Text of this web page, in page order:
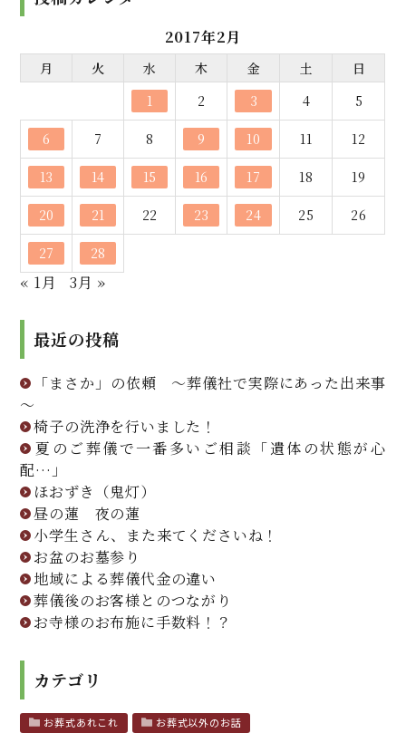
2017年2月
月 火 水 木 金 土
日
1
2 3 4 5
6 7 8 9 10 11 12
13 14 15 16 17 18 19
20 21 22 23 24 25 26
27 28
« 1月 3月 »
最近の投稿
「まさか」の依頼 ～葬儀社で実際にあった出来事
～
椅子の洗浄を行いました！
夏のご葬儀で一番多いご相談「遺体の状態が心
配…」
ほおずき（鬼灯）
昼の蓮 夜の蓮
小学生さん、また来てくださいね！
お盆のお墓参り
地域による葬儀代金の違い
葬儀後のお客様とのつながり
お寺様のお布施に手数料！？
カテゴリ
お葬式あれこれ お葬式以外のお話